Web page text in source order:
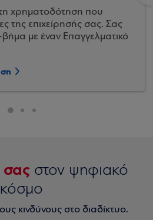
χρηματοδότηση που
της επιχείρησής σας. Σας
με έναν Επαγγελματικό
στον ψηφιακό
κόσμο
κινδύνους στο διαδίκτυο.